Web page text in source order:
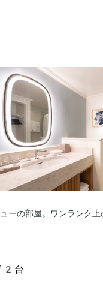
ーの部屋。ワンランク上
2台